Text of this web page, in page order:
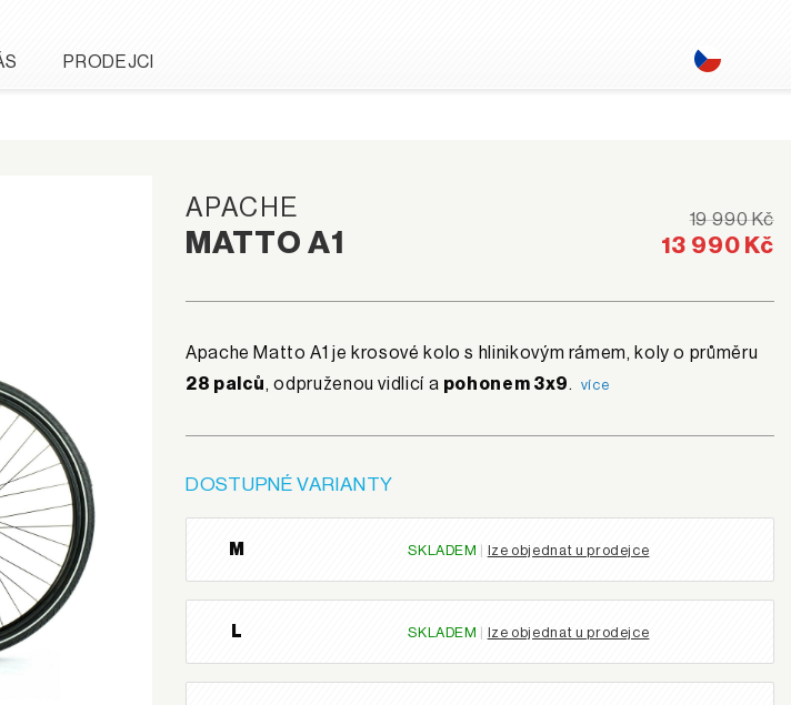
PRODEJCI
APACHE
MATTO A1
19 990 Kč
13 990 Kč
Apache Matto A1 je krosové kolo s hlinikovým rámem, koly o průměru
28 palců, odpruženou vidlicí a pohonem 3x9. více
DOSTUPNÉ VARIANTY
M SKLADEM lze objednat u prodejce
L SKLADEM lze objednat u prodejce